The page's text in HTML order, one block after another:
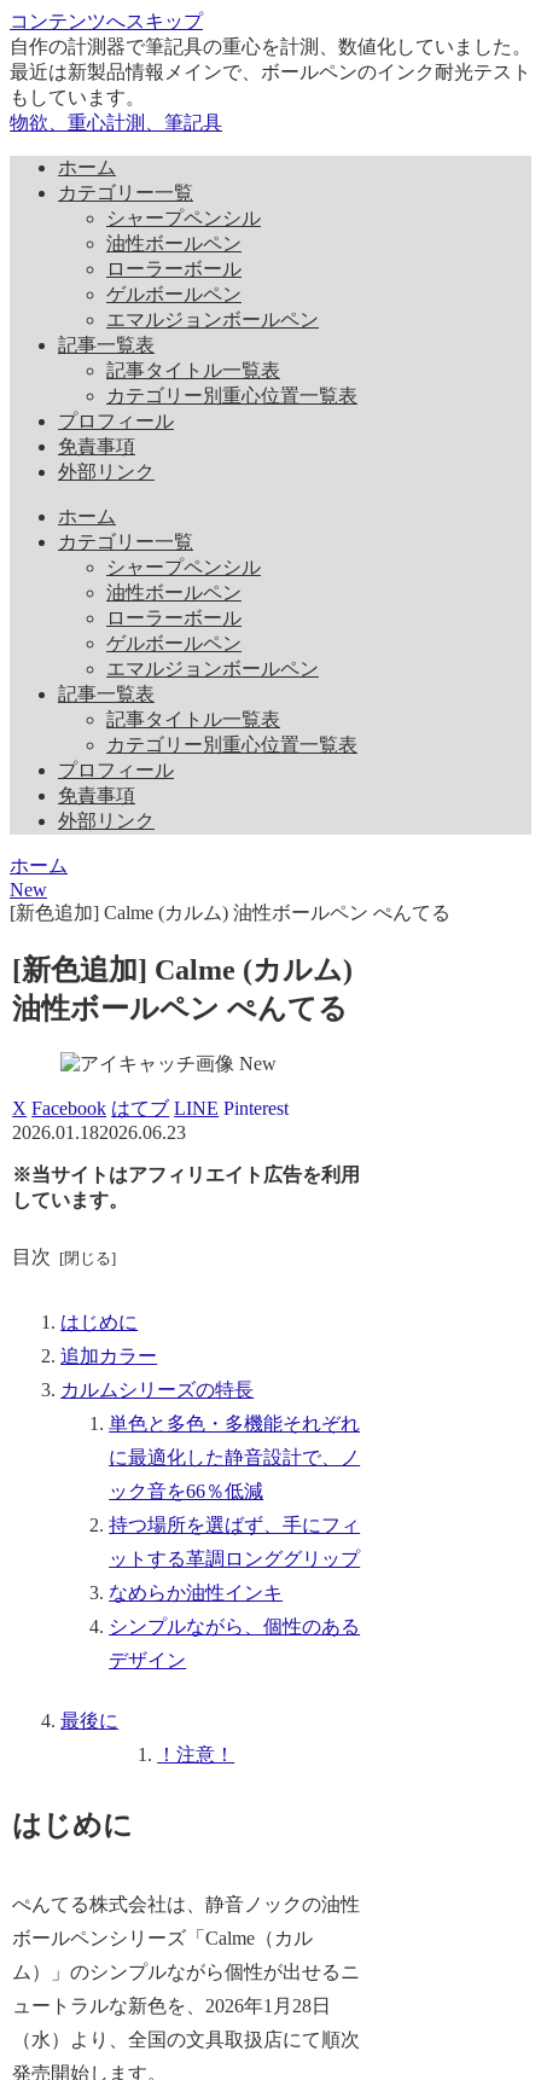
コンテンツへスキップ
自作の計測器で筆記具の重心を計測、数値化していました。
最近は新製品情報メインで、ボールペンのインク耐光テスト
もしています。
物欲、重心計測、筆記具
ホーム
カテゴリー一覧
シャープペンシル
油性ボールペン
ローラーボール
ゲルボールペン
エマルジョンボールペン
記事一覧表
記事タイトル一覧表
カテゴリー別重心位置一覧表
プロフィール
免責事項
外部リンク
ホーム
カテゴリー一覧
シャープペンシル
油性ボールペン
ローラーボール
ゲルボールペン
エマルジョンボールペン
記事一覧表
記事タイトル一覧表
カテゴリー別重心位置一覧表
プロフィール
免責事項
外部リンク
ホーム
New
[新色追加] Calme (カルム) 油性ボールペン ぺんてる
[新色追加] Calme (カルム)
油性ボールペン ぺんてる
New
X Facebook はてブ LINE Pinterest
2026.01.182026.06.23
※当サイトはアフィリエイト広告を利用
しています。
目次
はじめに
追加カラー
カルムシリーズの特長
単色と多色・多機能それぞれ
に最適化した静音設計で、ノ
ック音を66％低減
持つ場所を選ばず、手にフィ
ットする革調ロンググリップ
なめらか油性インキ
シンプルながら、個性のある
デザイン
最後に
！注意！
はじめに
ぺんてる株式会社は、静音ノックの油性
ボールペンシリーズ「Calme（カル
ム）」のシンプルながら個性が出せるニ
ュートラルな新色を、2026年1月28日
（水）より、全国の文具取扱店にて順次
発売開始します。